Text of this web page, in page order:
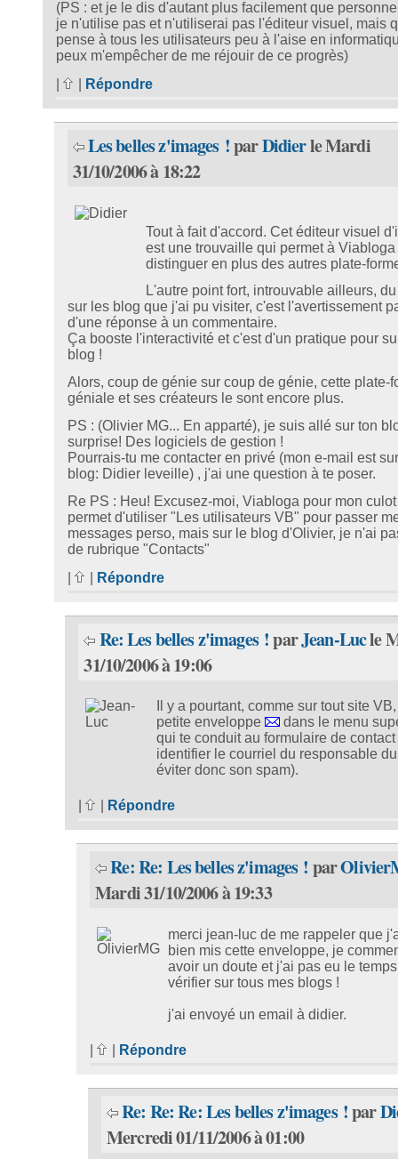
(PS : et je le dis d'autant plus facilement que
je n'utilise pas et n'utiliserai pas l'éditeur visuel, mais
pense à tous les utilisateurs peu à l'aise en
peux m'empêcher de me réjouir de ce progrès)
Répondre
Les belles z'images !parDidierle Mardi
31/10/2006 à 18:22
Tout à fait d'accord. Cet éditeur visuel
est une trouvaille qui permet à Viabloga
distinguer en plus des autres plate-
L'autre point fort, introuvable ailleurs,
sur les blog que j'ai pu visiter, c'est l'avertissement
d'une réponse à un commentaire.
Ça booste l'interactivité et c'est d'un pratique pour
blog !
Alors, coup de génie sur coup de génie, cette plate-
géniale et ses créateurs le sont encore plus.
PS : (Olivier MG... En apparté), je suis allé sur ton
surprise! Des logiciels de gestion !
Pourrais-tu me contacter en privé (mon e-mail est
blog: Didier leveille) , j'ai une question à te poser.
Re PS : Heu! Excusez-moi, Viabloga pour mon
permet d'utiliser "Les utilisateurs VB" pour passer
messages perso, mais sur le blog d'Olivier, je n'ai
de rubrique "Contacts"
Répondre
Re: Les belles z'images !parJean-Lucle
31/10/2006 à 19:06
Il y a pourtant, comme sur tout site
petite enveloppe
dans le menu
qui te conduit au formulaire de
identifier le courriel du responsable
éviter donc son spam).
| Répondre
Re: Re: Les belles z'images ! par
Mardi 31/10/2006 à 19:33
merci jean-luc de me rappeler que
bien mis cette enveloppe, je
avoir un doute et j'ai pas eu le
vérifier sur tous mes blogs !
j'ai envoyé un email à didier.
| Répondre
Re: Re: Re: Les belles z'images !par
Mercredi 01/11/2006 à 01:00